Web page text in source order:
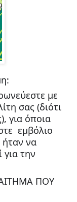
με
σας (διότι
για όποια
εμβόλιο
ήταν να
για την
ΠΟΥ